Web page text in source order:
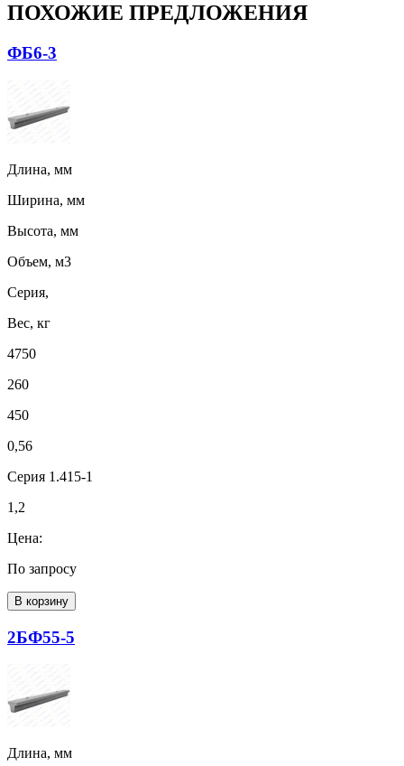
ПОХОЖИЕ ПРЕДЛОЖЕНИЯ
ФБ6-3
Длина, мм
Ширина, мм
Высота, мм
Объем, м3
Серия,
Вес, кг
4750
260
450
0,56
Серия 1.415-1
1,2
Цена:
По запросу
В корзину
2БФ55-5
Длина, мм